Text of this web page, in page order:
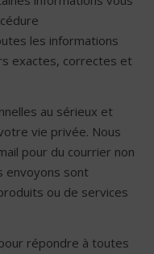
les informations
exactes, correctes et
au sérieux et
vie privée. Nous
pour du courrier non
envoyons sont
ou de services
répondre à toutes